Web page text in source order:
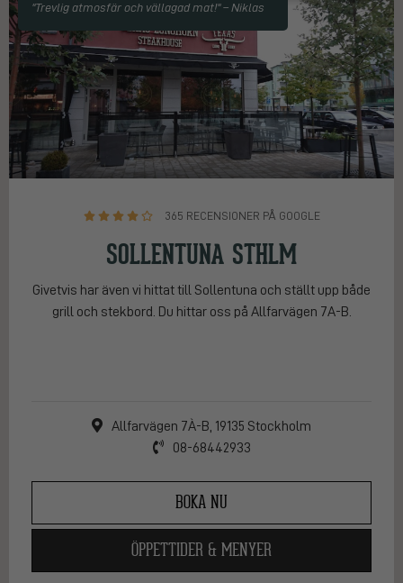
"Trevlig atmosfär och vällagad mat!" – Niklas
365 RECENSIONER PÅ GOOGLE
SOLLENTUNA STHLM
Givetvis har även vi hittat till Sollentuna och ställt upp både
grill och stekbord. Du hittar oss på Allfarvägen 7A-B.
Allfarvägen 7À-B, 19135 Stockholm
08-68442933
BOKA NU
ÖPPETTIDER & MENYER